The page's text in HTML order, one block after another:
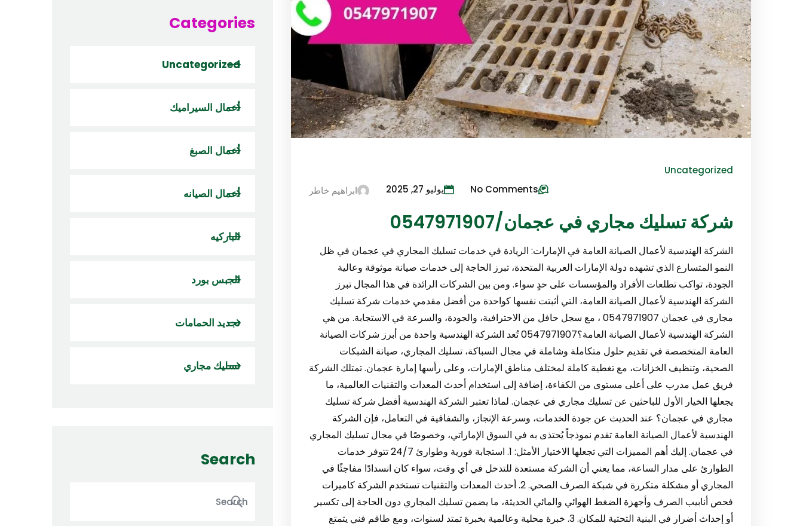
Uncategorized
ابراهيم خاطر
يوليو 27, 2025 No Comments
شركة تسليك مجاري في عجمان/0547971907
الشركة الهندسية لأعمال الصيانة العامة في الإمارات: الريادة في خدمات تسليك المجاري في عجمان في ظل
النمو المتسارع الذي تشهده دولة الإمارات العربية المتحدة، تبرز الحاجة إلى خدمات صيانة موثوقة وعالية
الجودة، تواكب تطلعات الأفراد والمؤسسات على حدٍ سواء. ومن بين الشركات الرائدة في هذا المجال تبرز
الشركة الهندسية لأعمال الصيانة العامة، التي أثبتت نفسها كواحدة من أفضل مقدمي خدمات شركة تسليك
مجاري في عجمان 0547971907 ، مع سجل حافل من الاحترافية، والجودة، والسرعة في الاستجابة. من هي
الشركة الهندسية لأعمال الصيانة العامة؟0547971907 تُعد الشركة الهندسية واحدة من أبرز شركات الصيانة
العامة المتخصصة في تقديم حلول متكاملة وشاملة في مجال السباكة، تسليك المجاري، صيانة الشبكات
الصحية، وتنظيف الخزانات، مع تغطية كاملة لمختلف مناطق الإمارات، وعلى رأسها إمارة عجمان. تمتلك الشركة
فريق عمل مدرب على أعلى مستوى من الكفاءة، إضافة إلى استخدام أحدث المعدات والتقنيات العالمية، ما
يجعلها الخيار الأول للباحثين عن تسليك مجاري في عجمان. لماذا تعتبر الشركة الهندسية أفضل شركة تسليك
مجاري في عجمان؟ عند الحديث عن جودة الخدمات، وسرعة الإنجاز، والشفافية في التعامل، فإن الشركة
الهندسية لأعمال الصيانة العامة تقدم نموذجاً يُحتذى به في السوق الإماراتي، وخصوصًا في مجال تسليك المجاري
في عجمان. إليك أهم المميزات التي تجعلها الاختيار الأمثل: 1. استجابة فورية وطوارئ 24/7 تتوفر خدمات
الطوارئ على مدار الساعة، مما يعني أن الشركة مستعدة للتدخل في أي وقت، سواء كان انسدادًا مفاجئًا في
المجاري أو مشكلة متكررة في شبكة الصرف الصحي. 2. أحدث المعدات والتقنيات تستخدم الشركة كاميرات
فحص أنابيب الصرف وأجهزة الضغط الهوائي والمائي الحديثة، ما يضمن تسليك المجاري دون الحاجة إلى تكسير
أو إحداث أضرار في البنية التحتية للمكان. 3. خبرة محلية وعالمية بخبرة تمتد لسنوات، ومع طاقم فني يتمتع
Categories
Uncategorized
أعمال السيراميك
أعمال الصبغ
أعمال الصيانه
الباركيه
الجبس بورد
تجديد الحمامات
تسليك مجاري
Search